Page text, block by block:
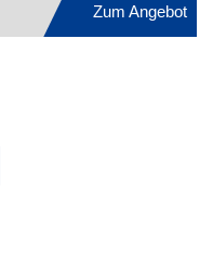
Zum Angebot